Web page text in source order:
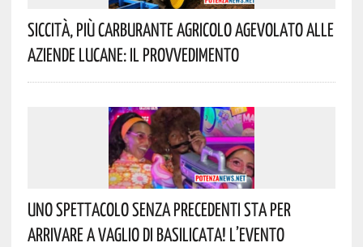
Siccità, Più Carburante Agricolo Agevolato Alle
Aziende Lucane: Il Provvedimento
Uno Spettacolo Senza Precedenti Sta Per
Arrivare A Vaglio Di Basilicata! L’evento